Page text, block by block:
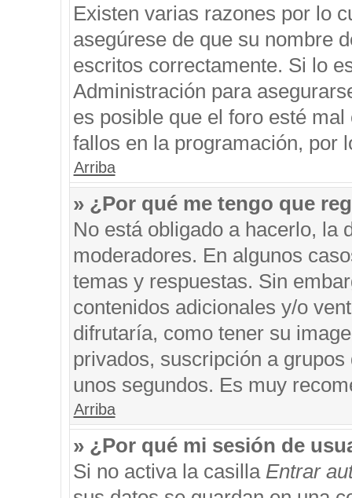
Existen varias razones por lo
asegúrese de que su nombre
escritos correctamente. Si lo
Administración para
es posible que el foro esté
fallos en la programación, por
Arriba
» ¿Por qué me tengo que
No está obligado a hacerlo, la
moderadores. En algunos
temas y respuestas. Sin
contenidos adicionales y/o
difrutaría, como tener su
privados, suscripción a
unos segundos. Es muy
Arriba
» ¿Por qué mi sesión de
Si no activa la casilla Entrar